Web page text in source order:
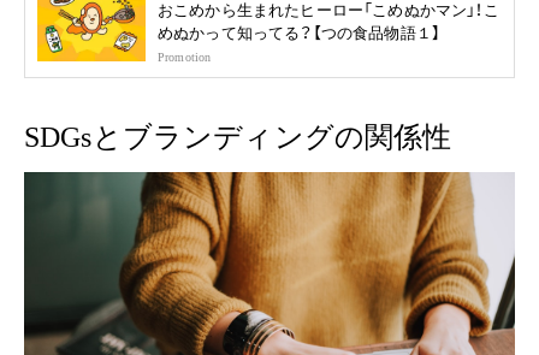
おこめから生まれたヒーロー「こめぬかマン」！こ
めぬかって知ってる？【つの食品物語１】
Promotion
SDGsとブランディングの関係性